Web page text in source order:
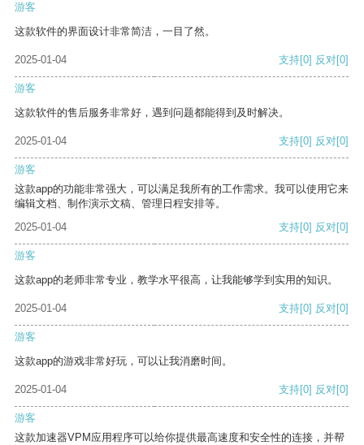
游客
这款软件的界面设计非常简洁，一目了然。
2025-01-04 支持[0] 反对[0]
游客
这款软件的售后服务非常好，遇到问题都能得到及时解决。
2025-01-04 支持[0] 反对[0]
游客
这款app的功能非常强大，可以满足我所有的工作需求。我可以使用它来
编辑文档、制作演示文稿、管理日程安排等。
2025-01-04
支持[0] 反对[0]
游客
这款app的老师非常专业，教学水平很高，让我能够学到实用的知识。
2025-01-04 支持[0] 反对[0]
游客
这款app的游戏非常好玩，可以让我消磨时间。
2025-01-04 支持[0] 反对[0]
游客
这款加速器VPM应用程序可以给你提供最高速度和安全性的连接，并帮